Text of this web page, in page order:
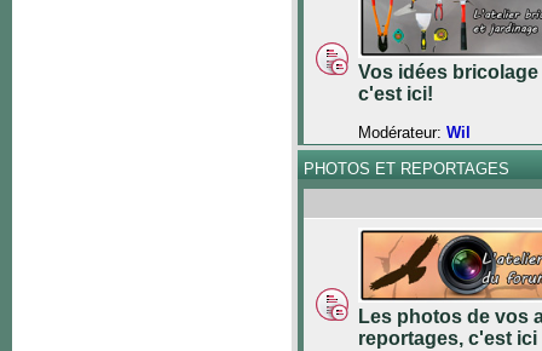
Vos idées
c'est ici!
Modérateur: Wil
PHOTOS ET REPORTAGES
Les photos de vos
reportages, c'est ici